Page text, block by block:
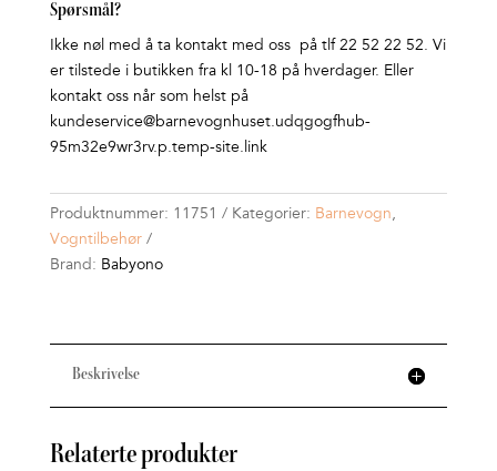
Spørsmål?
Ikke nøl med å ta kontakt med oss på tlf 22 52 22 52. Vi
er tilstede i butikken fra kl 10-18 på hverdager. Eller
kontakt oss når som helst på
kundeservice@barnevognhuset.udqgogfhub-
95m32e9wr3rv.p.temp-site.link
Produktnummer: 11751 Kategorier: Barnevogn,
Vogntilbehør
Brand: Babyono
Beskrivelse
Relaterte produkter